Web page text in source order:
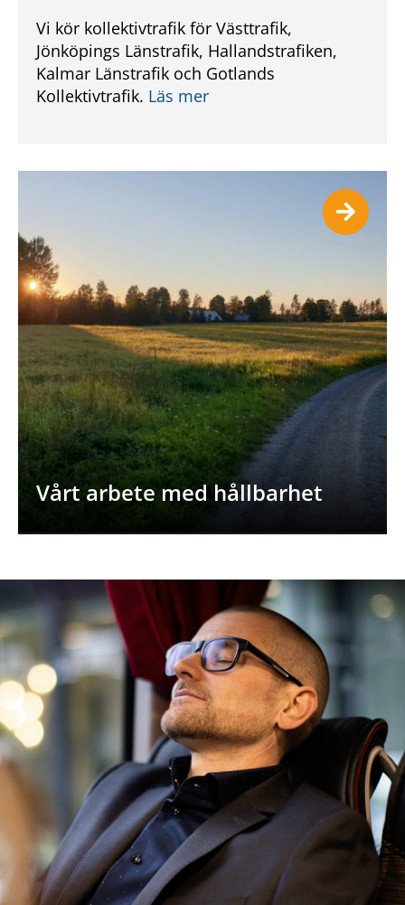
Vi kör kollektivtrafik för Västtrafik,
Jönköpings Länstrafik, Hallandstrafiken,
Kalmar Länstrafik och Gotlands
Kollektivtrafik. Läs mer
Vårt arbete med hållbarhet